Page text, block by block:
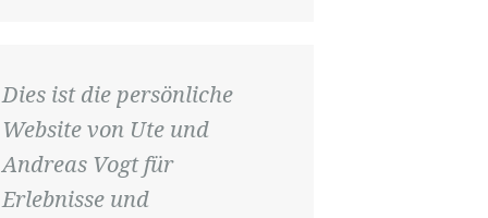
Dies ist die persönliche
Website von Ute und
Andreas Vogt für
Erlebnisse und